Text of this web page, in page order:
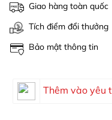
Giao hàng toàn quốc
Tích điểm đổi thưởng
Bảo mật thông tin
Thêm vào yêu